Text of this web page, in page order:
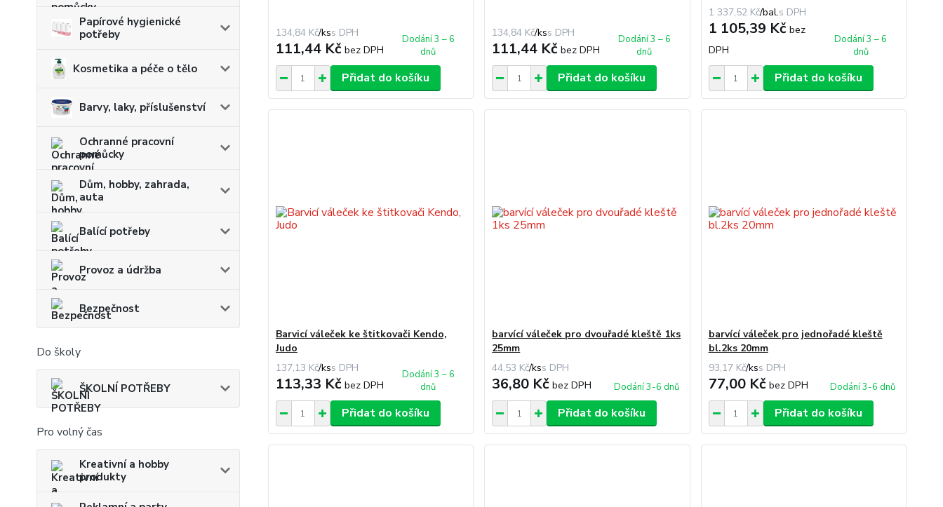
Papírové hygienické
potřeby
Kosmetika a péče o tělo
Barvy, laky, příslušenství
Ochranné pracovní
pomůcky
Dům, hobby, zahrada,
auta
Balící potřeby
Provoz a údržba
Bezpečnost
Do školy
ŠKOLNÍ POTŘEBY
Pro volný čas
Kreativní a hobby
produkty
134,84 Kč/ks
111,44 Kč bez DPH
Dodání 3 – 6
dnů
Přidat do košíku
134,84 Kč/ks
111,44 Kčbez DPH
Dodání 3 – 6
dnů
Přidat do košíku
1 337,52 Kč/bal.
1 105,39 Kč bez
DPH
Dodání 3 – 6
dnů
Přidat do košíku
Barvicí váleček ke štitkovači Kendo,
Judo
137,13 Kč/ks
113,33 Kč bez DPH
Dodání 3 – 6
dnů
Přidat do košíku
barvící váleček pro dvouřadé kleště 1ks
25mm
44,53 Kč/ks
36,80 Kčbez DPH Dodání 3-6 dnů
Přidat do košíku
barvící váleček pro jednořadé kleště
bl.2ks 20mm
93,17 Kč/ks
77,00 Kč bez DPH Dodání 3-6 dnů
Přidat do košíku